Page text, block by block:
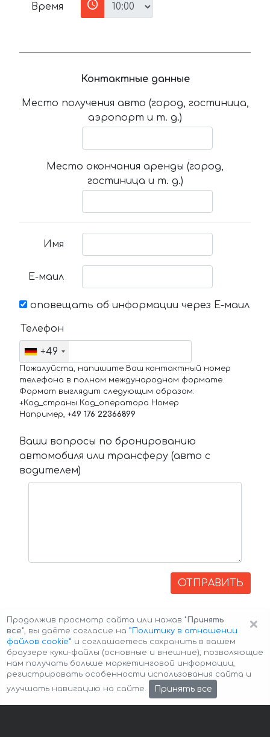
Время
Контактные данные
Место получения авто (город, гостиница,
аэропорт и т. д.)
Место окончания аренды (город,
гостиница и т. д.)
Имя
Е-маил
оповещать об информации через Е-маил
Телефон
+49
Пожалуйста, напишите Ваш контактный номер
телефона в полном международном формате.
Формат выглядит следующим образом:
+Код_страны Код_оператора Номер
Например, +49 176 22366899
Ваши вопросы по бронированию
автомобиля или трансферу (авто с
водителем)
ОТПРАВИТЬ
Авторские права © 2026 Авто-Аренда Cookie Policy
×
Продолжив просмотр сайта или нажав "Принять
все", вы даёте согласие на ”Политику в отношении
файлов cookie” и соглашаетесь сохранить в вашем
браузере куки-файлы (основные и внешние), позволяющие
нам получать больше маркетинговой информации,
регистрировать особенности использования сайта и
улучшать навигацию на сайте.
Принять все